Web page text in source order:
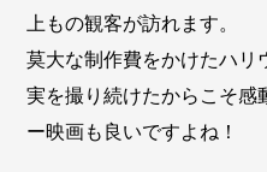
上もの観客が訪れます。
莫大な制作費をかけたハリ
実を撮り続けたからこそ感
ー映画も良いですよね！